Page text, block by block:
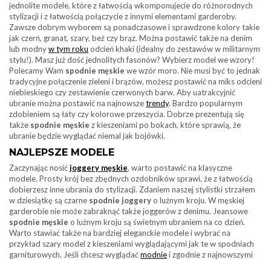
jednolite modele, które z łatwością wkomponujecie do różnorodnych
stylizacji i z łatwością połączycie z innymi elementami garderoby.
Zawsze dobrym wyborem są ponadczasowe i sprawdzone kolory takie
jak czerń, granat, szary, beż czy brąz. Można postawić także na denim
lub modnyw tym roku odcień khaki (idealny do zestawów w militarnym
stylu!). Masz już dość jednolitych fasonów? Wybierz model we wzory!
Polecamy Wam spodnie męskie we wzór moro. Nie musi być to jednak
tradycyjne połączenie zieleni i brązów, możesz postawić na miks odcieni
niebieskiego czy zestawienie czerwonych barw. Aby uatrakcyjnić
ubranie można postawić na najnowszetrendy. Bardzo popularnym
zdobieniem są łaty czy kolorowe przeszycia. Dobrze prezentują się
także spodnie męskie z kieszeniami po bokach, które sprawią, że
ubranie będzie wyglądać niemal jak bojówki.
NAJLEPSZE MODELE
Zaczynając nosićjoggery męskie, warto postawić na klasyczne
modele. Prosty krój bez zbędnych ozdobników sprawi, że z łatwością
dobierzesz inne ubrania do stylizacji. Zdaniem naszej stylistki strzałem
w dziesiątkę są czarne spodnie joggeryo luźnym kroju. W męskiej
garderobie nie może zabraknąć także joggerów z denimu. Jeansowe
spodnie męskie o luźnym kroju są świetnym ubraniem na co dzień.
Warto stawiać także na bardziej eleganckie modele i wybrać na
przykład szary model z kieszeniami wyglądającymi jak te w spodniach
garniturowych. Jeśli chcesz wyglądaćmodniei zgodnie z najnowszymi